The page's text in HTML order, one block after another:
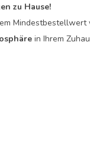
zu Hause!
Mindestbestellwert
in Ihrem